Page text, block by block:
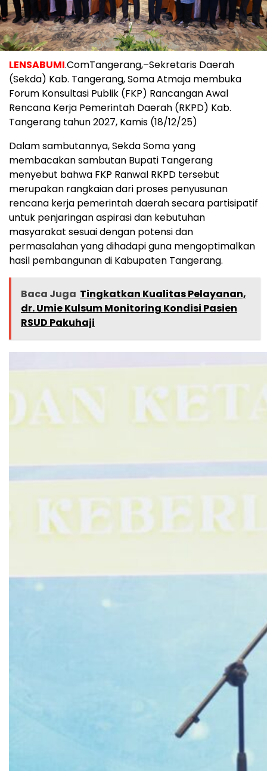
LENSABUMI.ComTangerang,–Sekretaris Daerah
(Sekda) Kab. Tangerang, Soma Atmaja membuka
Forum Konsultasi Publik (FKP) Rancangan Awal
Rencana Kerja Pemerintah Daerah (RKPD) Kab.
Tangerang tahun 2027, Kamis (18/12/25)
Dalam sambutannya, Sekda Soma yang
membacakan sambutan Bupati Tangerang
menyebut bahwa FKP Ranwal RKPD tersebut
merupakan rangkaian dari proses penyusunan
rencana kerja pemerintah daerah secara partisipatif
untuk penjaringan aspirasi dan kebutuhan
masyarakat sesuai dengan potensi dan
permasalahan yang dihadapi guna mengoptimalkan
hasil pembangunan di Kabupaten Tangerang.
Baca Juga Tingkatkan Kualitas Pelayanan,
dr. Umie Kulsum Monitoring Kondisi Pasien
RSUD Pakuhaji